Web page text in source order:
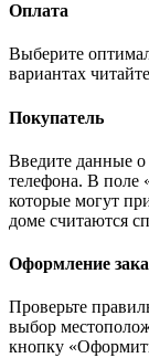
Оплата
Выберите
вариантах
Покупатель
Введите данные
телефона. В поле
которые могут
доме считаются
Оформление
Проверьте
выбор
кнопку